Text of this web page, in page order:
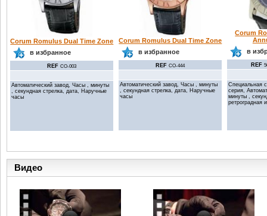
Corum Romulus Dual Time Zone
в избранное
REF CO-003
Автоматический завод, Часы , минуты
, секундная стрелка, дата, Наручные
часы
Corum Romulus Dual Time Zone
в избранное
REF CO-444
Автоматический завод, Часы , минуты
, секундная стрелка, дата, Наручные
часы
Corum
в
REF
Специальная
серия,
минуты ,
ретроградная
Видео